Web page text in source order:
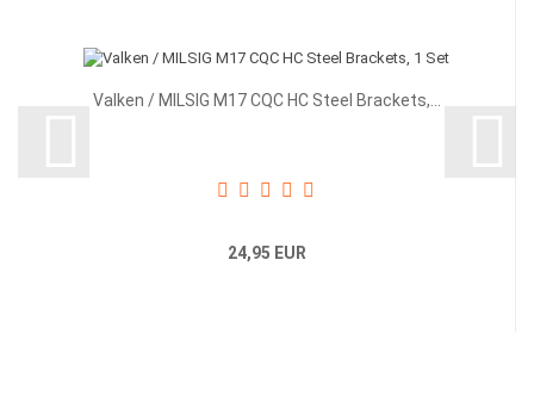
Valken / MILSIG M17 CQC HC Steel Brackets,...
24,95 EUR